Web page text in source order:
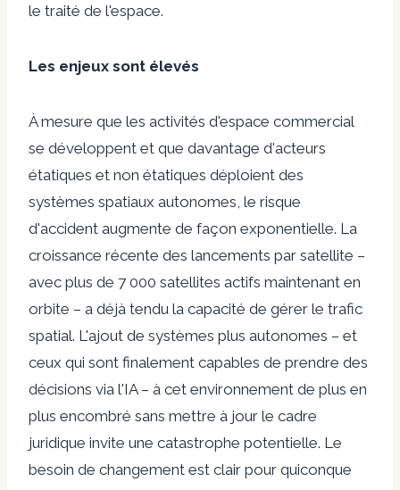
le traité de l'espace.
Les enjeux sont élevés
À mesure que les activités d'espace commercial
se développent et que davantage d'acteurs
étatiques et non étatiques déploient des
systèmes spatiaux autonomes, le risque
d'accident augmente de façon exponentielle. La
croissance récente des lancements par satellite –
avec plus de 7 000 satellites actifs maintenant en
orbite – a déjà tendu la capacité de gérer le trafic
spatial. L'ajout de systèmes plus autonomes – et
ceux qui sont finalement capables de prendre des
décisions via l'IA – à cet environnement de plus en
plus encombré sans mettre à jour le cadre
juridique invite une catastrophe potentielle. Le
besoin de changement est clair pour quiconque